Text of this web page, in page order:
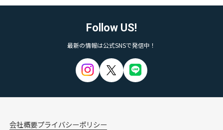
Follow US!
最新の情報は公式SNSで発信中！
会社概要プライバシーポリシー